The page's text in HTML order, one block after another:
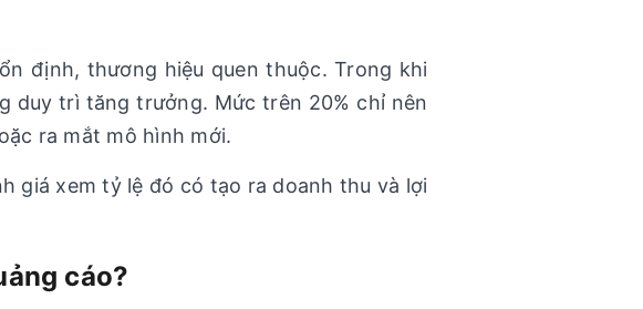
định, thương hiệu quen thuộc. Trong khi
duy trì tăng trưởng. Mức trên 20% chỉ nên
ra mắt mô hình mới.
giá xem tỷ lệ đó có tạo ra doanh thu và lợi
cáo?